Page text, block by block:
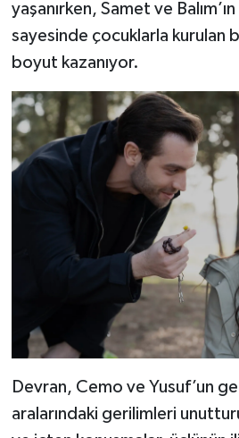
yaşanırken, Samet ve
sayesinde çocuklarla kurulan
boyut kazanıyor.
Devran, Cemo ve Yusuf’un
aralarındaki gerilimleri